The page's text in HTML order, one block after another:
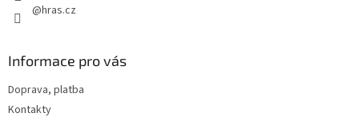
@hras.cz
Informace pro vás
Doprava, platba
Kontakty